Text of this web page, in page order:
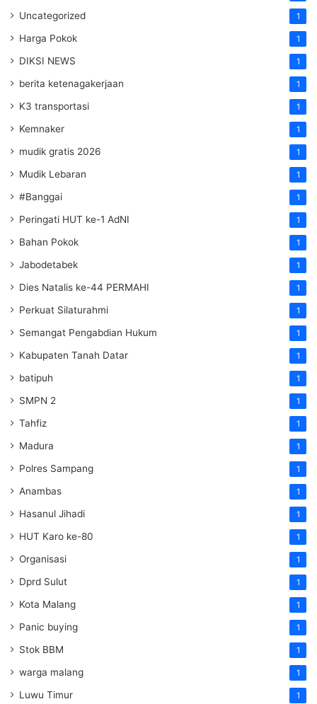
Uncategorized 1
Harga Pokok 1
DIKSI NEWS 1
berita ketenagakerjaan 1
K3 transportasi 1
Kemnaker 1
mudik gratis 2026 1
Mudik Lebaran 1
#Banggai 1
Peringati HUT ke-1 AdNI 1
Bahan Pokok 1
Jabodetabek 1
Dies Natalis ke-44 PERMAHI 1
Perkuat Silaturahmi 1
Semangat Pengabdian Hukum 1
Kabupaten Tanah Datar 1
batipuh 1
SMPN 2 1
Tahfiz 1
Madura 1
Polres Sampang 1
Anambas 1
Hasanul Jihadi 1
HUT Karo ke-80 1
Organisasi 1
Dprd Sulut 1
Kota Malang 1
Panic buying 1
Stok BBM 1
warga malang 1
Luwu Timur 1